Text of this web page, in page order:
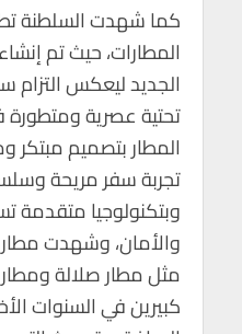
كما شهدت السلطنة
المطارات، حيث تم
الجديد ليعكس التزام
تحتية عصرية ومتطورة
المطار بتصميم
تجربة سفر مريحة
وبتكنولوجيا متقدمة
والأمان، وشهدت
مثل مطار صلالة ومطار
كبيرين في السنوات